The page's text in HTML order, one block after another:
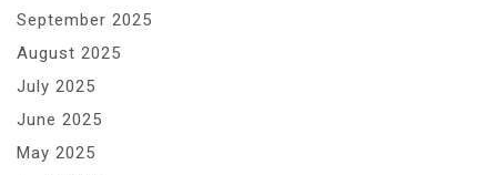
September 2025
August 2025
July 2025
June 2025
May 2025